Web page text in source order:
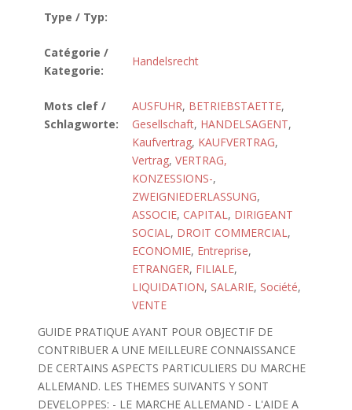
Type / Typ:
Catégorie /
Kategorie:
Handelsrecht
Mots clef /
Schlagworte:
AUSFUHR, BETRIEBSTAETTE,
Gesellschaft, HANDELSAGENT,
Kaufvertrag, KAUFVERTRAG,
Vertrag, VERTRAG,
KONZESSIONS-,
ZWEIGNIEDERLASSUNG,
ASSOCIE, CAPITAL, DIRIGEANT
SOCIAL, DROIT COMMERCIAL,
ECONOMIE, Entreprise,
ETRANGER, FILIALE,
LIQUIDATION, SALARIE, Société,
VENTE
GUIDE PRATIQUE AYANT POUR OBJECTIF DE
CONTRIBUER A UNE MEILLEURE CONNAISSANCE
DE CERTAINS ASPECTS PARTICULIERS DU MARCHE
ALLEMAND. LES THEMES SUIVANTS Y SONT
DEVELOPPES: - LE MARCHE ALLEMAND - L'AIDE A